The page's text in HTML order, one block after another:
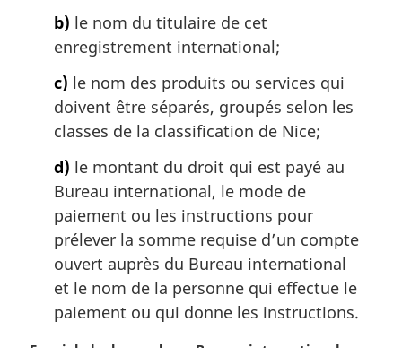
b) le nom du titulaire de cet
enregistrement international;
c) le nom des produits ou services qui
doivent être séparés, groupés selon les
classes de la classification de Nice;
d) le montant du droit qui est payé au
Bureau international, le mode de
paiement ou les instructions pour
prélever la somme requise d’un compte
ouvert auprès du Bureau international
et le nom de la personne qui effectue le
paiement ou qui donne les instructions.